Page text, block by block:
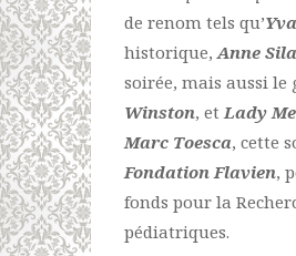
de renom tels qu’
historique, Anne Sila
soirée, mais aussi le
Winston, et Lady
Marc Toesca, cette
Fondation Flavien,
fonds pour la
pédiatriques.